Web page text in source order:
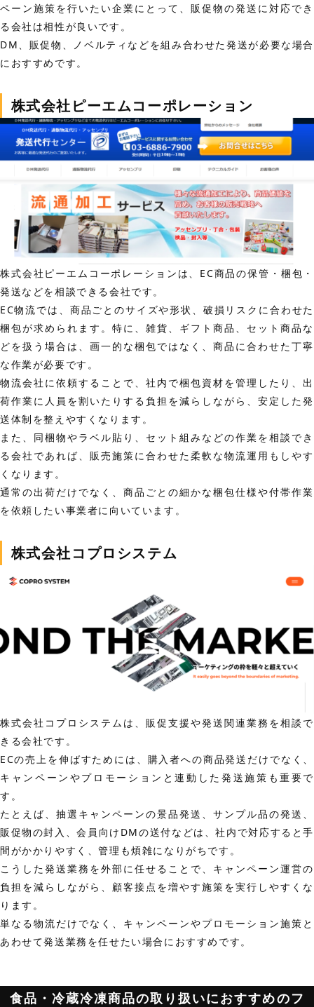
ペーン施策を行いたい企業にとって、販促物の発送に対応でき
る会社は相性が良いです。
DM、販促物、ノベルティなどを組み合わせた発送が必要な場合
におすすめです。
株式会社ピーエムコーポレーション
株式会社ピーエムコーポレーションは、EC商品の保管・梱包・
発送などを相談できる会社です。
EC物流では、商品ごとのサイズや形状、破損リスクに合わせた
梱包が求められます。特に、雑貨、ギフト商品、セット商品な
どを扱う場合は、画一的な梱包ではなく、商品に合わせた丁寧
な作業が必要です。
物流会社に依頼することで、社内で梱包資材を管理したり、出
荷作業に人員を割いたりする負担を減らしながら、安定した発
送体制を整えやすくなります。
また、同梱物やラベル貼り、セット組みなどの作業を相談でき
る会社であれば、販売施策に合わせた柔軟な物流運用もしやす
くなります。
通常の出荷だけでなく、商品ごとの細かな梱包仕様や付帯作業
を依頼したい事業者に向いています。
株式会社コプロシステム
株式会社コプロシステムは、販促支援や発送関連業務を相談で
きる会社です。
ECの売上を伸ばすためには、購入者への商品発送だけでなく、
キャンペーンやプロモーションと連動した発送施策も重要で
す。
たとえば、抽選キャンペーンの景品発送、サンプル品の発送、
販促物の封入、会員向けDMの送付などは、社内で対応すると手
間がかかりやすく、管理も煩雑になりがちです。
こうした発送業務を外部に任せることで、キャンペーン運営の
負担を減らしながら、顧客接点を増やす施策を実行しやすくな
ります。
単なる物流だけでなく、キャンペーンやプロモーション施策と
あわせて発送業務を任せたい場合におすすめです。
食品・冷蔵冷凍商品の取り扱いにおすすめのフ